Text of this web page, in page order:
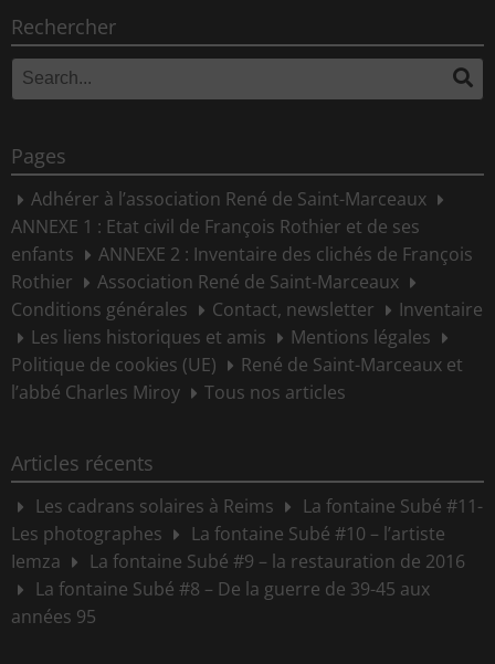
Rechercher
Search
for:
Pages
Adhérer à l’association René de Saint-Marceaux
ANNEXE 1 : Etat civil de François Rothier et de ses
enfants
ANNEXE 2 : Inventaire des clichés de François
Rothier
Association René de Saint-Marceaux
Conditions générales
Contact, newsletter
Inventaire
Les liens historiques et amis
Mentions légales
Politique de cookies (UE)
René de Saint-Marceaux et
l’abbé Charles Miroy
Tous nos articles
Articles récents
Les cadrans solaires à Reims
La fontaine Subé #11-
Les photographes
La fontaine Subé #10 – l’artiste
Iemza
La fontaine Subé #9 – la restauration de 2016
La fontaine Subé #8 – De la guerre de 39-45 aux
années 95